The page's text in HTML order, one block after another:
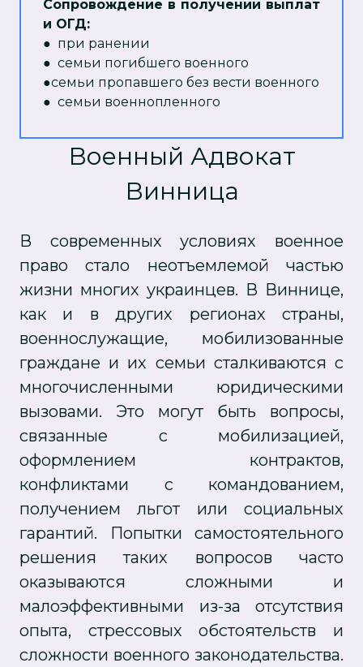
Сопровождение в получении выплат
и ОГД:
● при ранении
● семьи погибшего военного
●семьи пропавшего без вести военного
● семьи военнопленного
Военный Адвокат
Винница
В современных условиях военное
право стало неотъемлемой частью
жизни многих украинцев. В Виннице,
как и в других регионах страны,
военнослужащие, мобилизованные
граждане и их семьи сталкиваются с
многочисленными юридическими
вызовами. Это могут быть вопросы,
связанные с мобилизацией,
оформлением контрактов,
конфликтами с командованием,
получением льгот или социальных
гарантий. Попытки самостоятельного
решения таких вопросов часто
оказываются сложными и
малоэффективными из-за отсутствия
опыта, стрессовых обстоятельств и
сложности военного законодательства.